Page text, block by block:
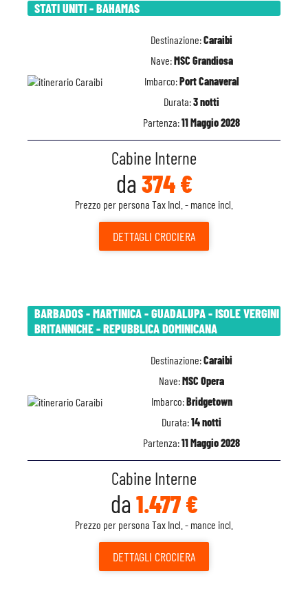
STATI UNITI - BAHAMAS
Destinazione:Caraibi
Nave:MSC Grandiosa
Imbarco:Port Canaveral
Durata:3 notti
Partenza:11 Maggio 2028
Cabine Interne
da 374 €
Prezzo per persona Tax Incl. - mance incl.
DETTAGLI CROCIERA
BARBADOS - MARTINICA - GUADALUPA - ISOLE VERGINI
BRITANNICHE - REPUBBLICA DOMINICANA
Destinazione:Caraibi
Nave:MSC Opera
Imbarco:Bridgetown
Durata:14 notti
Partenza:11 Maggio 2028
Cabine Interne
da 1.477 €
Prezzo per persona Tax Incl. - mance incl.
DETTAGLI CROCIERA